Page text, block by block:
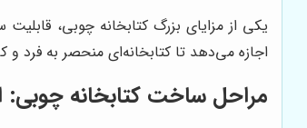
یکی از مزایای بزرگ کتابخانه چوبی،
اجازه می‌دهد تا کتابخانه‌ای منحصر به فرد
مراحل ساخت کتابخانه چوبی: